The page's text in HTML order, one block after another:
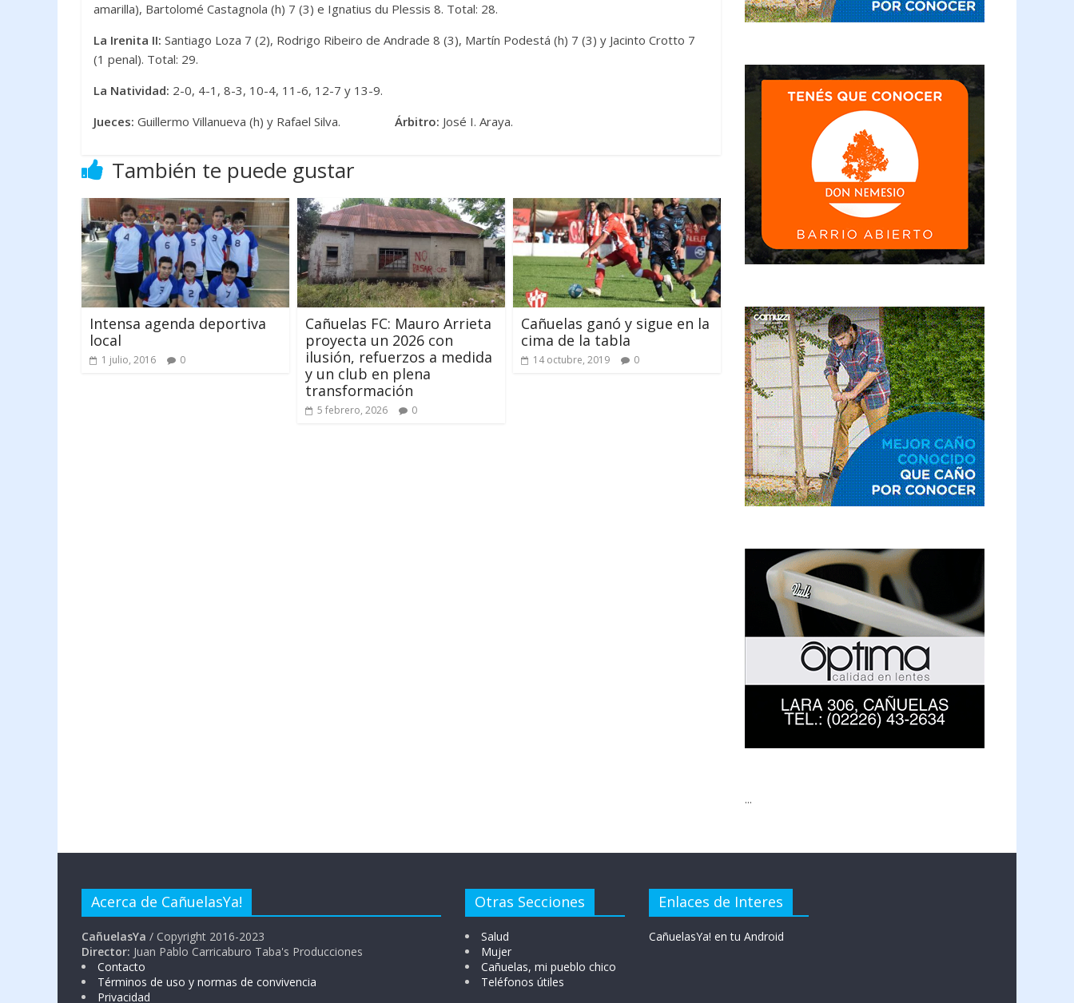
amarilla), Bartolomé Castagnola (h) 7 (3) e Ignatius du Plessis 8. Total: 28.
La Irenita II: Santiago Loza 7 (2), Rodrigo Ribeiro de Andrade 8 (3), Martín Podestá (h) 7 (3) y Jacinto Crotto 7
(1 penal). Total: 29.
La Natividad: 2-0, 4-1, 8-3, 10-4, 11-6, 12-7 y 13-9.
Jueces: Guillermo Villanueva (h) y Rafael Silva. Árbitro: José I. Araya.
También te puede gustar
Intensa agenda deportiva
local
1 julio, 2016 0
Cañuelas FC: Mauro Arrieta
proyecta un 2026 con
ilusión, refuerzos a medida
y un club en plena
transformación
5 febrero, 2026 0
Cañuelas ganó y sigue en la
cima de la tabla
14 octubre, 2019 0
...
Acerca de CañuelasYa!
CañuelasYa / Copyright 2016-2023
Director: Juan Pablo Carricaburo Taba's Producciones
Contacto
Términos de uso y normas de convivencia
Privacidad
Otras Secciones
Salud
Mujer
Cañuelas, mi pueblo chico
Teléfonos útiles
Enlaces de Interes
CañuelasYa! en tu Android